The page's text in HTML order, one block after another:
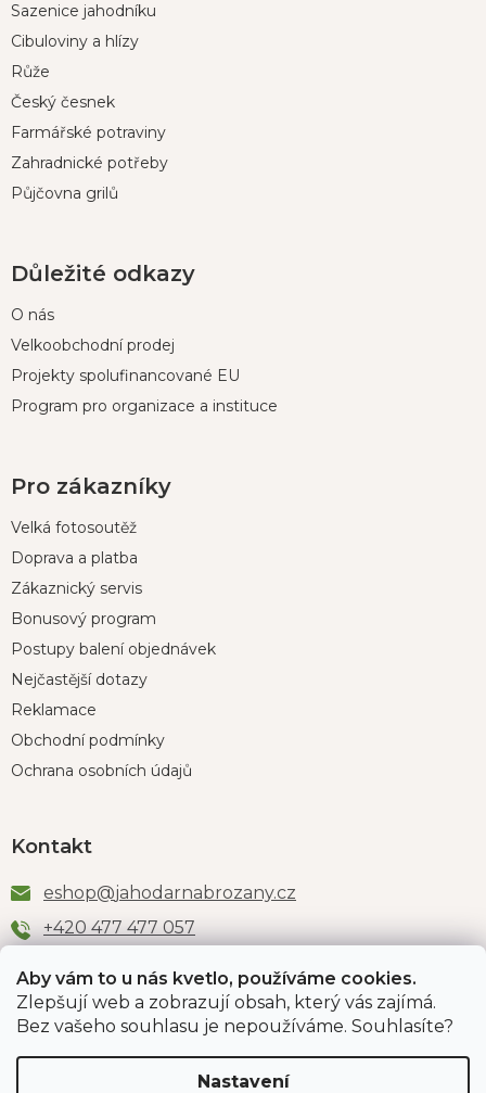
Aby vám to u nás kvetlo, používáme cookies.
Zlepšují web a zobrazují obsah, který vás zajímá.
Bez vašeho souhlasu je nepoužíváme. Souhlasíte?
Nastavení
aSazenice jahodníku
Cibuloviny a hlízy
Růže
Český česnek
Farmářské potraviny
Zahradnické potřeby
Půjčovna grilů
Důležité odkazy
O nás
Velkoobchodní prodej
Projekty spolufinancované EU
Program pro organizace a instituce
Pro zákazníky
Velká fotosoutěž
Doprava a platba
Zákaznický servis
Bonusový program
Postupy balení objednávek
Nejčastější dotazy
Reklamace
Obchodní podmínky
Ochrana osobních údajů
Kontakt
eshop@jahodarnabrozany.cz
+420 477 477 057
Odběr newsletteru